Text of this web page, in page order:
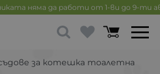
няма да работи от 1-ви до 9-ти
за котешка тоалетна